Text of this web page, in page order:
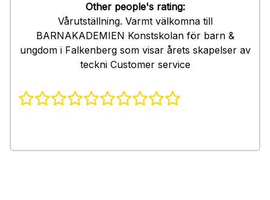
Other people's rating:
Vårutställning. Varmt välkomna till
BARNAKADEMIEN Konstskolan för barn &
ungdom i Falkenberg som visar årets skapelser av
teckni Customer service